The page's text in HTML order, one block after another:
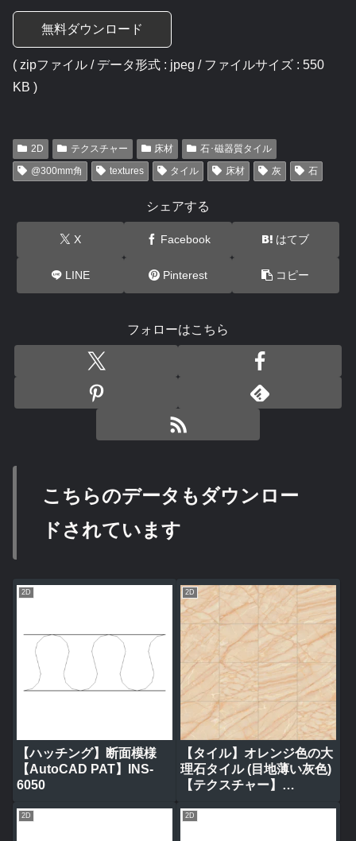
無料ダウンロード
( zipファイル / データ形式 : jpeg / ファイルサイズ : 550
KB )
2D テクスチャー 床材
石･磁器質タイル
@300mm角
textures タイル 床材 灰 石
シェアする
X Facebook はてブ
LINE Pinterest コピー
フォローはこちら
こちらのデータもダウンロー
ドされています
2D
【ハッチング】断面模様
【AutoCAD PAT】INS-
6050
2D
【タイル】オレンジ色の大
理石タイル (目地薄い灰色)
【テクスチャー】
2D 2D